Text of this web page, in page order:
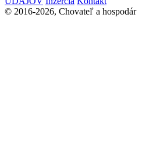
© 2016-2026, Chovateľ a hospodár